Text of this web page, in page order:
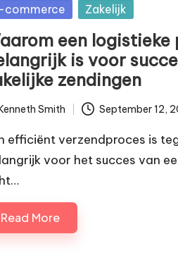
commerce Zakelijk
een
is voor
zendingen
Smith September 12,
efficiënt verzendproces is
voor het succes van
Read More